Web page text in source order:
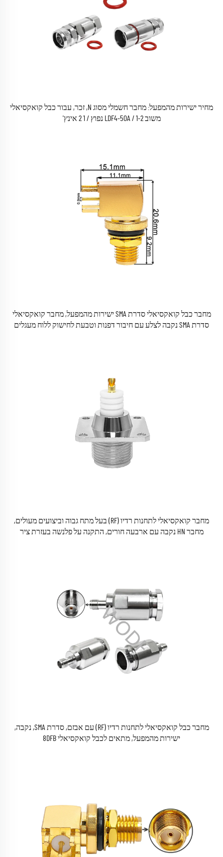
מחיר ישירות מהמפעל: מחבר חשמלי מסוג N, זכר, עבור כבל קואקסיאלי
משוב LDF4-50A / 1-2 נפוץ / 1 2 אינץ'
מחבר כבל קואקסיאלי סדרת SMA ישירות מהמפעל, מחבר קואקסיאלי
סדרת SMA נקבה לצלע עם חיבור דפנות וטבעת לחישוק ללוח מעגלים
מחבר קואקסיאלי לתחנות רדיו (RF) בעל מתח גבוה וביצועים מעולים,
מחבר HN נקבה עם ארבעה חורים, התקנה על פלנשה בעזרת ציר
מחבר כבל קואקסיאלי לתחנות רדיו (RF) עם אבזם, סדרת SMA, נקבה,
ישירות מהמפעל, מתאים לכבל קואקסיאלי 8DFB